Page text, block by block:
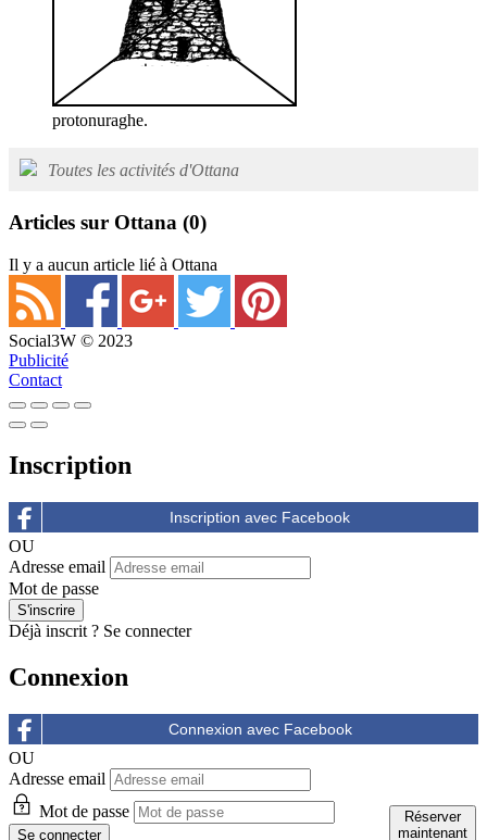
Réserver
maintenant
protonuraghe.
Toutes les activités d'Ottana
Articles sur Ottana (0)
Il y a aucun article lié à Ottana
Social3W © 2023
Publicité
Contact
Inscription
OU
Adresse email
Mot de passe
Déjà inscrit ? Se connecter
Connexion
OU
Adresse email
Mot de passe